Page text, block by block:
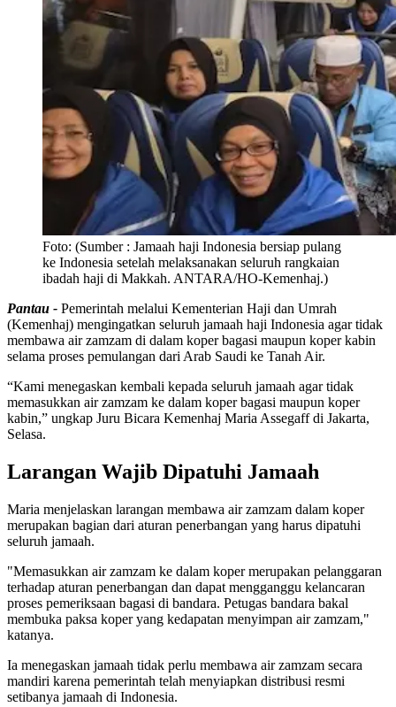
Foto: (Sumber : Jamaah haji Indonesia bersiap pulang
ke Indonesia setelah melaksanakan seluruh rangkaian
ibadah haji di Makkah. ANTARA/HO-Kemenhaj.)
Pantau - Pemerintah melalui Kementerian Haji dan Umrah
(Kemenhaj) mengingatkan seluruh jamaah haji Indonesia agar tidak
membawa air zamzam di dalam koper bagasi maupun koper kabin
selama proses pemulangan dari Arab Saudi ke Tanah Air.
“Kami menegaskan kembali kepada seluruh jamaah agar tidak
memasukkan air zamzam ke dalam koper bagasi maupun koper
kabin,” ungkap Juru Bicara Kemenhaj Maria Assegaff di Jakarta,
Selasa.
Larangan Wajib Dipatuhi Jamaah
Maria menjelaskan larangan membawa air zamzam dalam koper
merupakan bagian dari aturan penerbangan yang harus dipatuhi
seluruh jamaah.
"Memasukkan air zamzam ke dalam koper merupakan pelanggaran
terhadap aturan penerbangan dan dapat mengganggu kelancaran
proses pemeriksaan bagasi di bandara. Petugas bandara bakal
membuka paksa koper yang kedapatan menyimpan air zamzam,"
katanya.
Ia menegaskan jamaah tidak perlu membawa air zamzam secara
mandiri karena pemerintah telah menyiapkan distribusi resmi
setibanya jamaah di Indonesia.